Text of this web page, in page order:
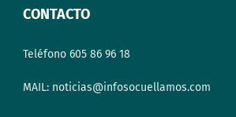
CONTACTO
Teléfono 605 86 96 18
MAIL: noticias@infosocuellamos.com